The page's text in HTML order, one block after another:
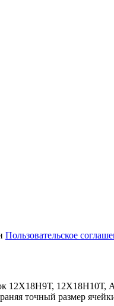
Пользовательское
12Х18Н9Т,
точный размер